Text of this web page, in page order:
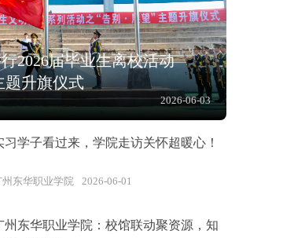
2026届毕业生离校活动
题升旗仪式
2026-06-03
习学子看过来，学院走访关怀超暖心！
州东华职业学院 2026-06-01
州东华职业学院：校馆联动聚资源，知